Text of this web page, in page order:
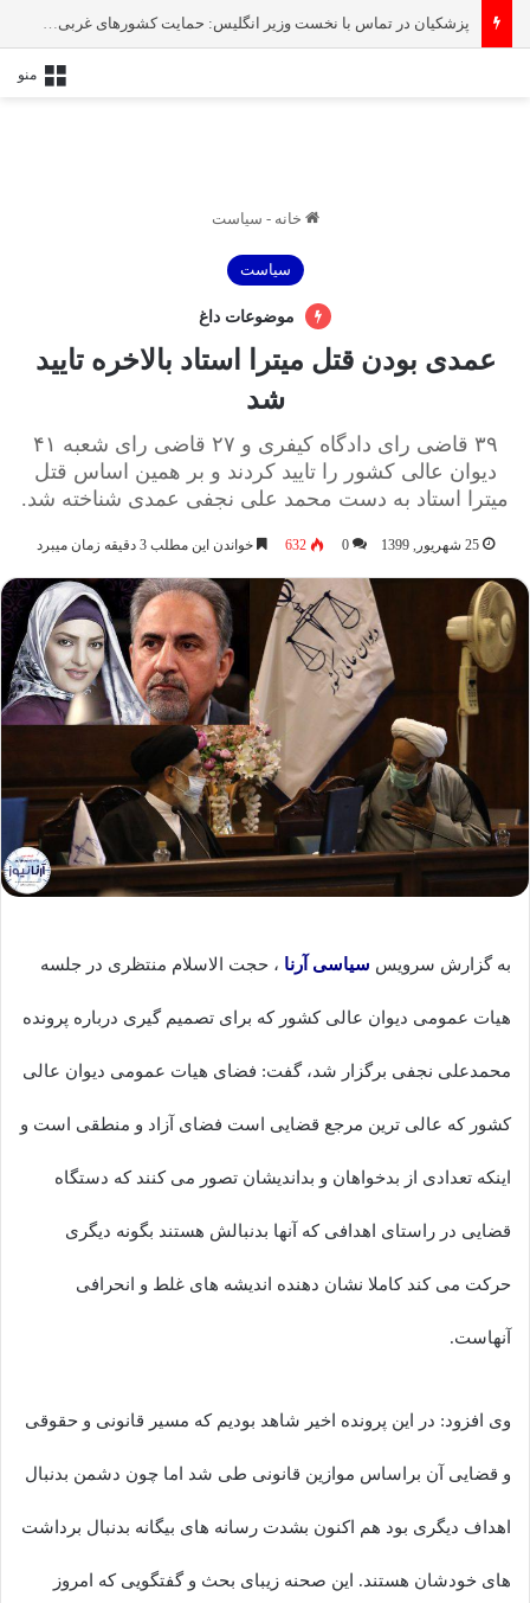
پزشکیان در تماس با نخست‌ وزیر انگلیس: حمایت کشور‌های غربی از رژیم صهیونیستی امنیت منطقه و جهان را به خطر انداخته است
منو
خانه - سیاست
سیاست
موضوعات داغ
عمدی بودن قتل میترا استاد بالاخره تایید
شد
۳۹ قاضی رای دادگاه کیفری و ۲۷ قاضی رای شعبه ۴۱
دیوان عالی کشور را تایید کردند و بر همین اساس قتل
میترا استاد به دست محمد علی نجفی عمدی شناخته شد.
25 شهریور, 1399 0
632 خواندن این مطلب 3 دقیقه زمان میبرد
به گزارش سرویس سیاسی آرنا ، حجت الاسلام منتظری در جلسه
هیات عمومی دیوان عالی کشور که برای تصمیم گیری درباره پرونده
محمدعلی نجفی برگزار شد، گفت: فضای هیات عمومی دیوان عالی
کشور که عالی ترین مرجع قضایی است فضای آزاد و منطقی است و
اینکه تعدادی از بدخواهان و بداندیشان تصور می کنند که دستگاه
قضایی در راستای اهدافی که آنها بدنبالش هستند بگونه دیگری
حرکت می کند کاملا نشان دهنده اندیشه های غلط و انحرافی
آنهاست.
وی افزود: در این پرونده اخیر شاهد بودیم که مسیر قانونی و حقوقی
و قضایی آن براساس موازین قانونی طی شد اما چون دشمن بدنبال
اهداف دیگری بود هم اکنون بشدت رسانه های بیگانه بدنبال برداشت
های خودشان هستند. این صحنه زیبای بحث و گفتگویی که امروز